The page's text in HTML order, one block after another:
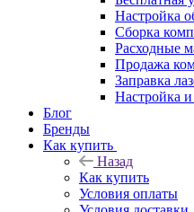
Настройка
Сборка
Расходные
Продажа
Заправка
Настройка
Блог
Бренды
Как купить
Назад
Как купить
Условия оплаты